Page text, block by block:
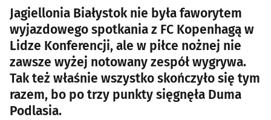
Jagiellonia Białystok nie była faworytem
wyjazdowego spotkania z FC Kopenhagą w
Lidze Konferencji, ale w piłce nożnej nie
zawsze wyżej notowany zespół wygrywa.
Tak też właśnie wszystko skończyło się tym
razem, bo po trzy punkty sięgnęła Duma
Podlasia.